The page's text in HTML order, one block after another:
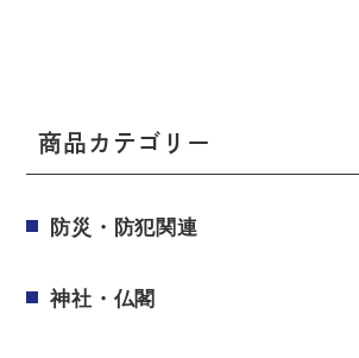
商品カテゴリー
防災・防犯関連
神社・仏閣